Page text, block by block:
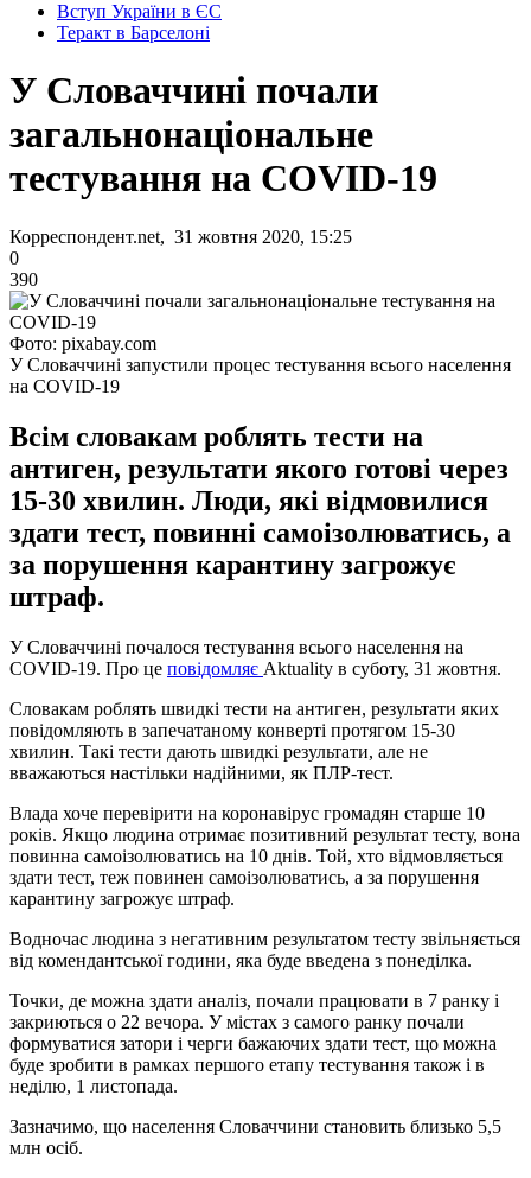
Вступ України в ЄС
Теракт в Барселоні
У Словаччині почали
загальнонаціональне
тестування на COVID-19
Корреспондент.net, 31 жовтня 2020, 15:25
0
390
Фото: pixabay.com
У Словаччині запустили процес тестування всього населення
на COVID-19
Всім словакам роблять тести на
антиген, результати якого готові через
15-30 хвилин. Люди, які відмовилися
здати тест, повинні самоізолюватись, а
за порушення карантину загрожує
штраф.
У Словаччині почалося тестування всього населення на
COVID-19. Про це повідомляє Aktuality в суботу, 31 жовтня.
Словакам роблять швидкі тести на антиген, результати яких
повідомляють в запечатаному конверті протягом 15-30
хвилин. Такі тести дають швидкі результати, але не
вважаються настільки надійними, як ПЛР-тест.
Влада хоче перевірити на коронавірус громадян старше 10
років. Якщо людина отримає позитивний результат тесту, вона
повинна самоізолюватись на 10 днів. Той, хто відмовляється
здати тест, теж повинен самоізолюватись, а за порушення
карантину загрожує штраф.
Водночас людина з негативним результатом тесту звільняється
від комендантської години, яка буде введена з понеділка.
Точки, де можна здати аналіз, почали працювати в 7 ранку і
закриються о 22 вечора. У містах з самого ранку почали
формуватися затори і черги бажаючих здати тест, що можна
буде зробити в рамках першого етапу тестування також і в
неділю, 1 листопада.
Зазначимо, що населення Словаччини становить близько 5,5
млн осіб.